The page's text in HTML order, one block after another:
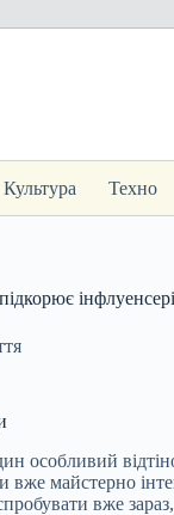
Культура Техно
особливий
вже майстерно
вже